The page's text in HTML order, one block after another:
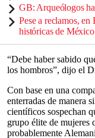
GB: Arqueólogos
Pese a reclamos, en
históricas de México
“Debe haber sabido
los hombros”, dijo el
Con base en una
enterradas de manera
científicos sospechan
grupo élite de mujeres
probablemente